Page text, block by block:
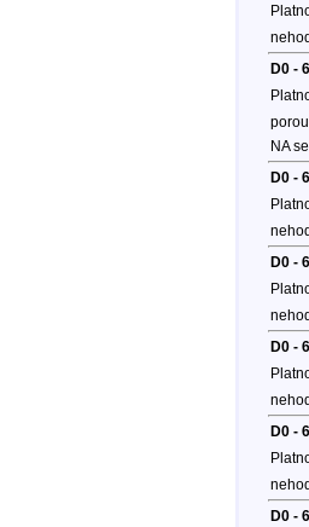
D0 -
NA
D0 -
D0 -
D0 -
D0 -
D0 -